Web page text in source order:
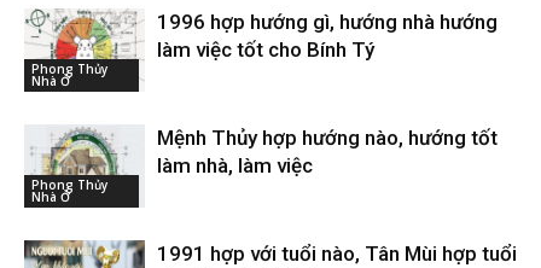
Phong Thủy
Nhà Ở
1996 hợp hướng gì, hướng nhà hướng
làm việc tốt cho Bính Tý
Phong Thủy
Nhà Ở
Mệnh Thủy hợp hướng nào, hướng tốt
làm nhà, làm việc
1991 hợp với tuổi nào, Tân Mùi hợp tuổi